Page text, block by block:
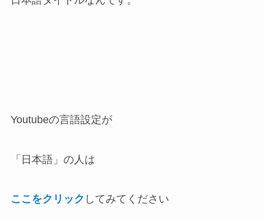
Youtubeの言語設定が
「日本語」の人は
ここをクリック してみてください